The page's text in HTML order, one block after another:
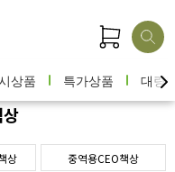
상품 특가상품 대량
상 중역용CEO책상